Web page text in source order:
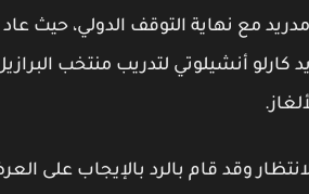
مع نهاية التوقف الدولي، حيث
كارلو أنشيلوتي لتدريب منتخب
وقد قام بالرد بالإيجاب على